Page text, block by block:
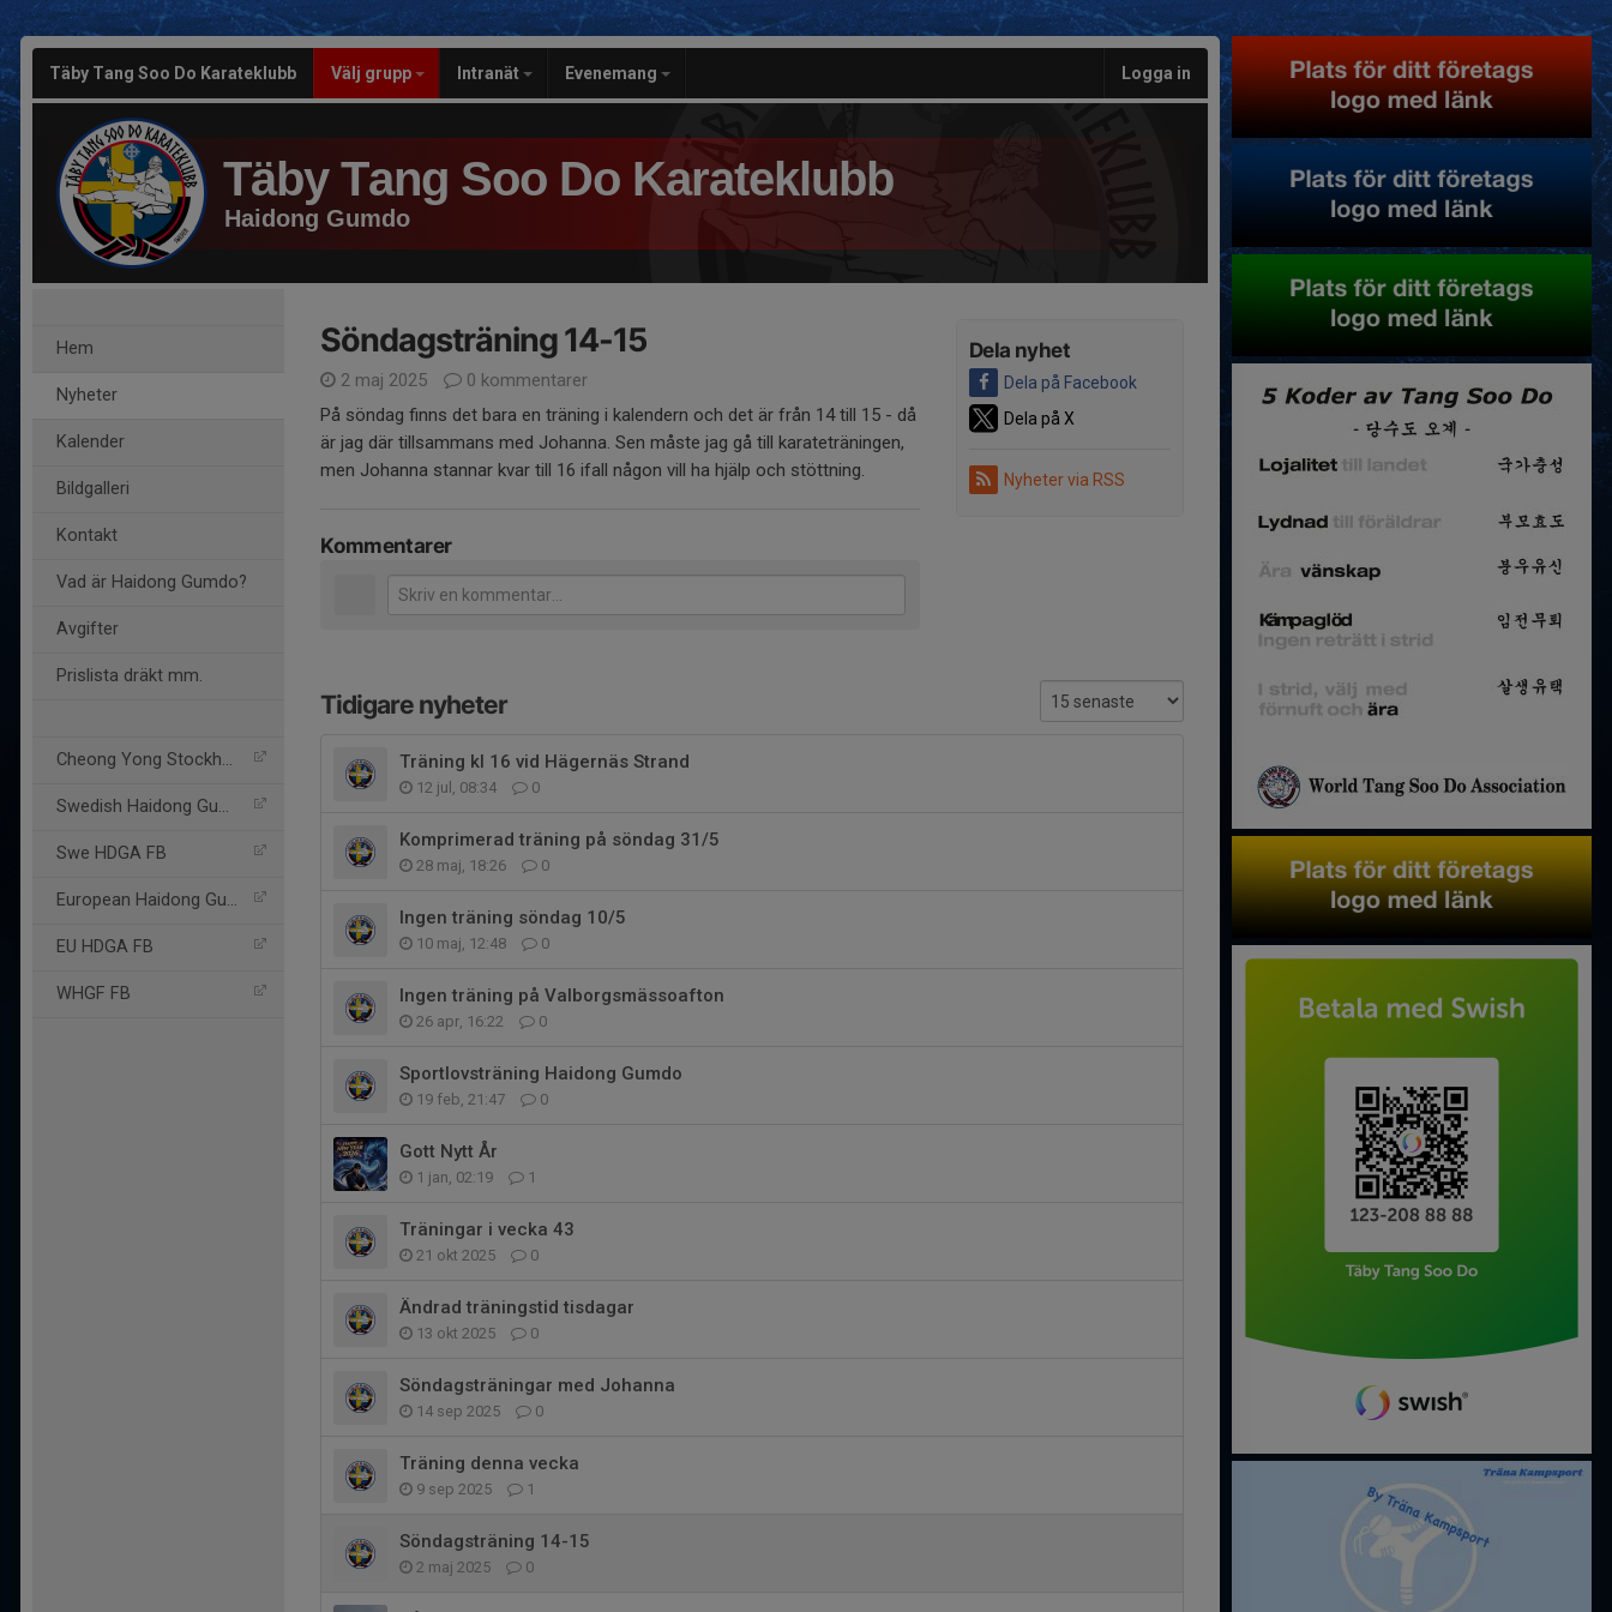
Täby Tang Soo Do Karateklubb Välj grupp Intranät Evenemang Logga in
Täby Tang Soo Do Karateklubb
Haidong Gumdo
Hem
Nyheter
Kalender
Bildgalleri
Kontakt
Vad är Haidong Gumdo?
Avgifter
Prislista dräkt mm.
Cheong Yong Stockholm FB
Swedish Haidong Gumdo
Swe HDGA FB
European Haidong Gumdo
EU HDGA FB
WHGF FB
Dela nyhet
Dela på Facebook
Dela på X
Nyheter via RSS
Söndagsträning 14-15
2 maj 2025
0 kommentarer
På söndag finns det bara en träning i kalendern och det är från 14 till 15 - då
är jag där tillsammans med Johanna. Sen måste jag gå till karateträningen,
men Johanna stannar kvar till 16 ifall någon vill ha hjälp och stöttning.
Kommentarer
Tidigare nyheter
Träning kl 16 vid Hägernäs Strand
12 jul, 08:34 0
Komprimerad träning på söndag 31/5
28 maj, 18:26 0
Ingen träning söndag 10/5
10 maj, 12:48 0
Ingen träning på Valborgsmässoafton
26 apr, 16:22 0
Sportlovsträning Haidong Gumdo
19 feb, 21:47 0
Gott Nytt År
1 jan, 02:19 1
Träningar i vecka 43
21 okt 2025 0
Ändrad träningstid tisdagar
13 okt 2025 0
Söndagsträningar med Johanna
14 sep 2025 0
Träning denna vecka
9 sep 2025 1
Söndagsträning 14-15
2 maj 2025 0